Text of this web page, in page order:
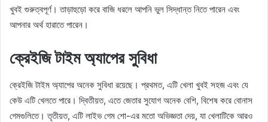
খুবই গুরুত্বপূর্ণ। তাড়াহুড়ো করে বাজি ধরলে আপনি ভুল সিদ্ধান্ত নিতে পারেন এবং
আপনার অর্থ হারাতে পারেন।
ক্রেইজি টাইম অ্যাপের সুবিধা
ক্রেইজি টাইম অ্যাপের অনেক সুবিধা রয়েছে। প্রথমত, এটি খেলা খুবই সহজ এবং যে
কেউ এটি খেলতে পারে। দ্বিতীয়ত, এতে জেতার সুযোগ অনেক বেশি, বিশেষ করে বোনাস
গেমগুলিতে। তৃতীয়ত, এটি লাইভ গেম শো-এর মতো অভিজ্ঞতা দেয়, যা খেলাটিকে আরও